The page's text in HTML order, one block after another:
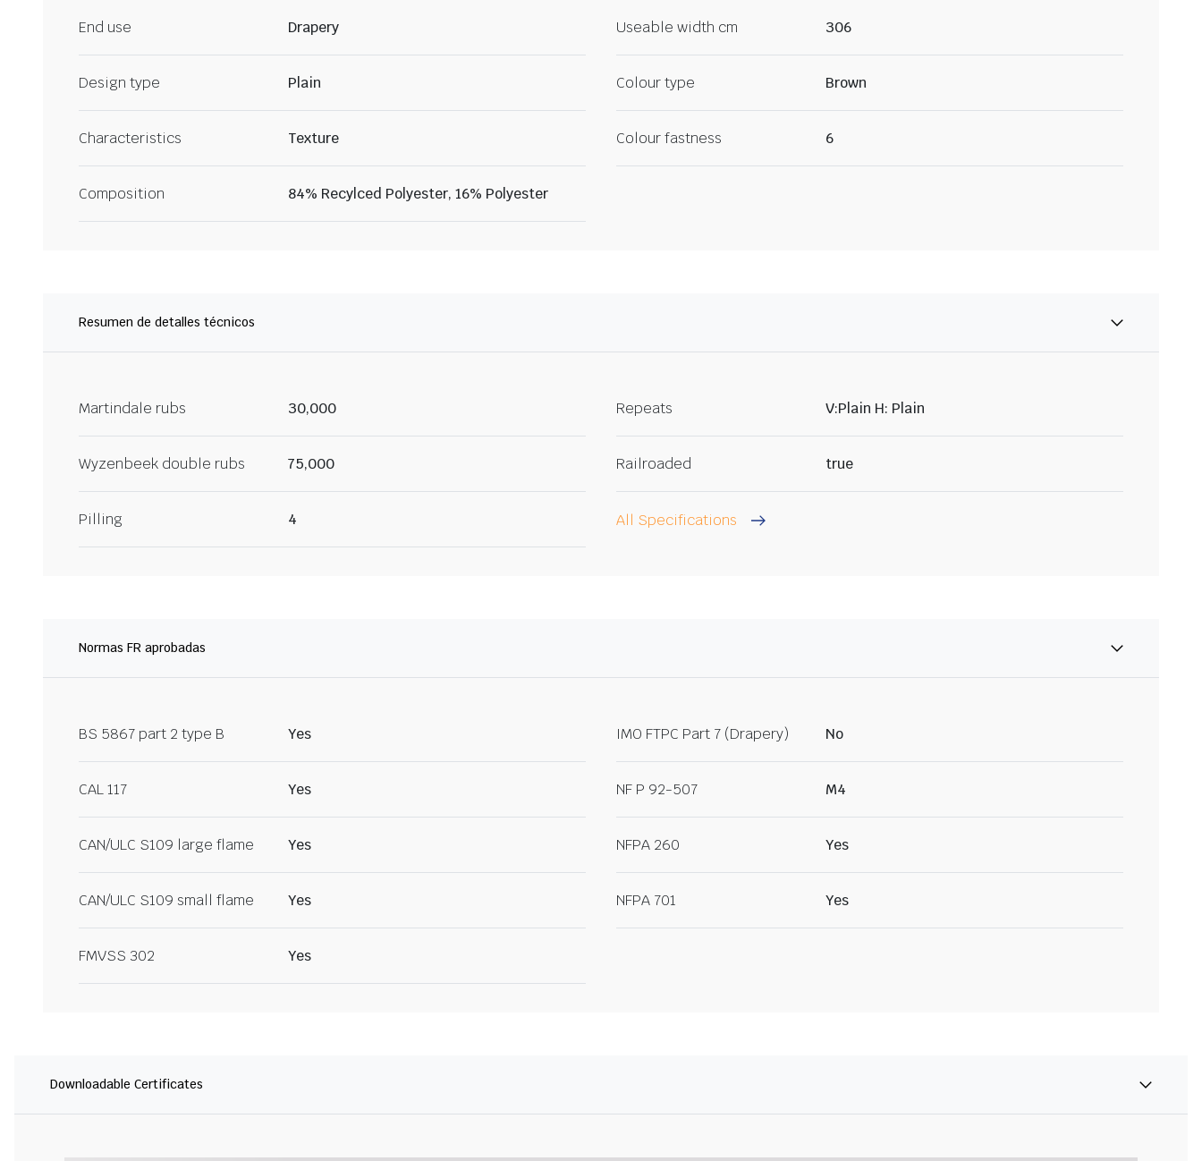
End use Drapery Useable width cm 306
Design type Plain Colour type Brown
Characteristics Texture Colour fastness 6
Composition 84% Recylced Polyester, 16% Polyester
Resumen de detalles técnicos
Martindale rubs 30,000 Repeats V:Plain H: Plain
Wyzenbeek double rubs 75,000 Railroaded true
Pilling 4 All Specifications
Normas FR aprobadas
BS 5867 part 2 type B Yes IMO FTPC Part 7 (Drapery) No
CAL 117 Yes NF P 92-507 M4
CAN/ULC S109 large flame Yes NFPA 260 Yes
CAN/ULC S109 small flame Yes NFPA 701 Yes
FMVSS 302 Yes
Downloadable Certificates